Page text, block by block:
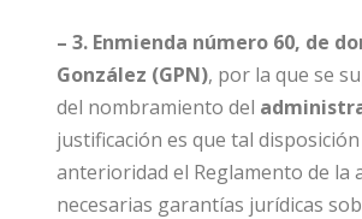
– 3. Enmienda número 60, de
González (GPN), por la que se
del nombramiento del
justificación es que tal
anterioridad el Reglamento de la
necesarias garantías jurídicas